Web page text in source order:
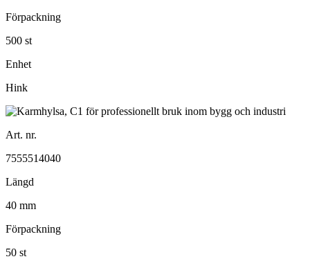
Förpackning
500 st
Enhet
Hink
Art. nr.
7555514040
Längd
40 mm
Förpackning
50 st